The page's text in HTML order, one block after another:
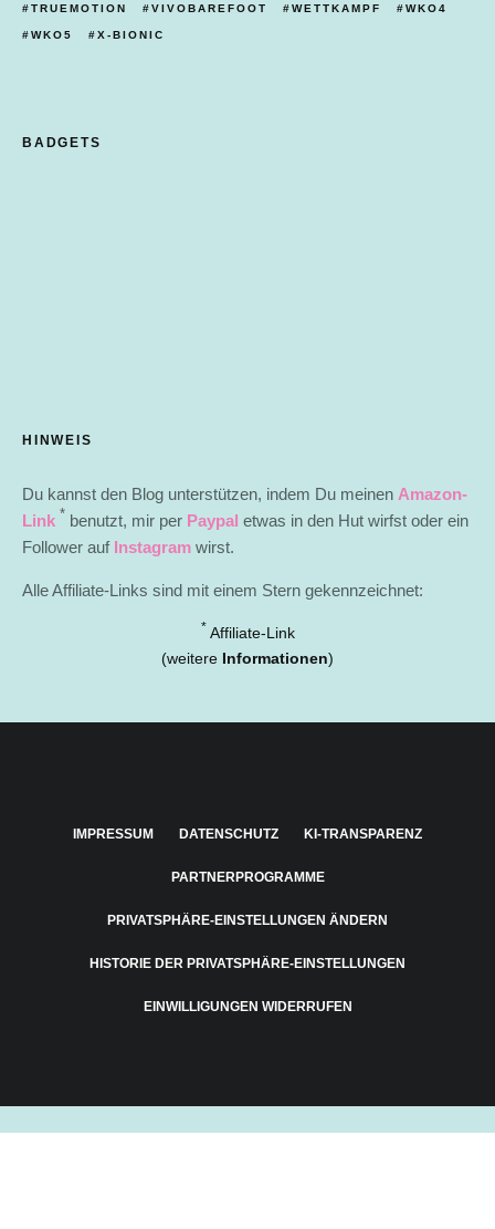
TRUEMOTION VIVOBAREFOOT WETTKAMPF WKO4
WKO5 X-BIONIC
BADGETS
HINWEIS
Du kannst den Blog unterstützen, indem Du meinen Amazon-
Link * benutzt, mir per Paypal etwas in den Hut wirfst oder ein
Follower auf Instagram wirst.
Alle Affiliate-Links sind mit einem Stern gekennzeichnet:
* Affiliate-Link
(weitere Informationen)
IMPRESSUM DATENSCHUTZ KI-TRANSPARENZ
PARTNERPROGRAMME
PRIVATSPHÄRE-EINSTELLUNGEN ÄNDERN
HISTORIE DER PRIVATSPHÄRE-EINSTELLUNGEN
EINWILLIGUNGEN WIDERRUFEN